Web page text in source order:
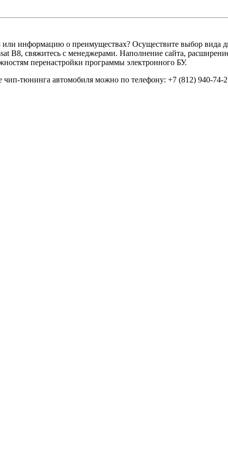
или информацию о преимуществах? Осуществите выбор вида
B8, свяжитесь с менеджерами. Наполнение сайта,
перенастройки программы электронного БУ.
чип-тюнинга автомобиля можно по телефону: +7 (812) 940-74-